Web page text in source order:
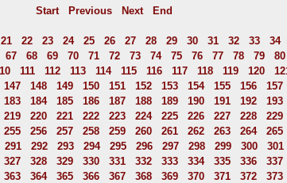
Start Previous Next End
21 22 23 24 25 26 27 28 29 30 31 32 33 34
67 68 69 70 71 72 73 74 75 76 77 78 79 80
111 112 113 114 115 116 117 118 119 120
147 148 149 150 151 152 153 154 155 156 157
183 184 185 186 187 188 189 190 191 192 193
219 220 221 222 223 224 225 226 227 228 229
255 256 257 258 259 260 261 262 263 264 265
291 292 293 294 295 296 297 298 299 300 301
327 328 329 330 331 332 333 334 335 336 337
363 364 365 366 367 368 369 370 371 372 373